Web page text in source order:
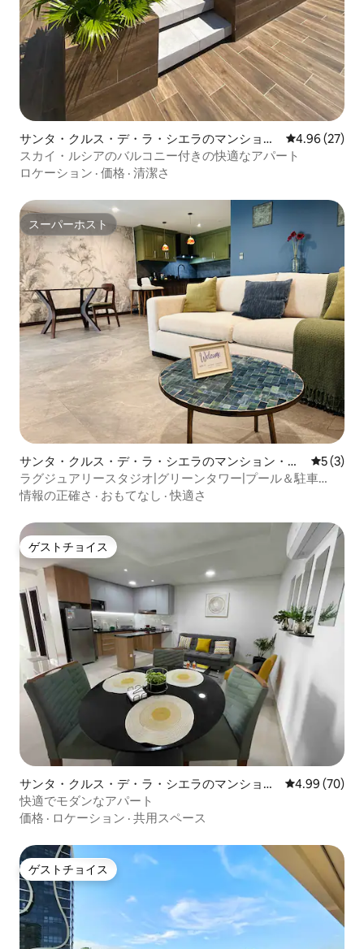
サンタ・クルス・デ・ラ・シエラのマンショ
ン・アパート
レビュー27
4.96 (27)
スカイ・ルシアのバルコニー付きの快適なアパート
ロケーション · 価格 · 清潔さ
スーパーホスト
スーパーホスト
サンタ・クルス・デ・ラ・シエラのマンション・ア
パート
レビュー
5 (3)
ラグジュアリースタジオ|グリーンタワー|プール＆駐車
場|Equipetrol
情報の正確さ · おもてなし ·快適さ
ゲストチョイス
ゲストチョイス
サンタ・クルス・デ・ラ・シエラのマンショ
ン・アパート
レビュー70
4.99 (70)
快適でモダンなアパート
価格 · ロケーション · 共用スペース
ゲストチョイス
ゲストチョイス